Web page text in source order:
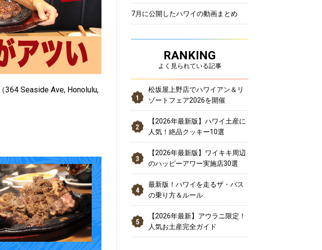
Seaside Ave, Honolulu,
7月に公開したハワイの動画まとめ
RANKING
よく見られている記事
松坂屋上野店でハワイアン＆リ
ゾートフェア2026を開催
【2026年最新版】ハワイ土産に
人気！絶品クッキー10選
【2026年最新版】ワイキキ周辺
のハッピーアワー実施店30選
最新版！ハワイを走るザ・バス
の乗り方＆ルール
【2026年最新】アウラニ限定！
人気お土産完全ガイド